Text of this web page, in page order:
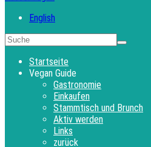
English
Startseite
Vegan Guide
Gastronomie
Einkaufen
Stammtisch und Brunch
Aktiv werden
Links
zurück